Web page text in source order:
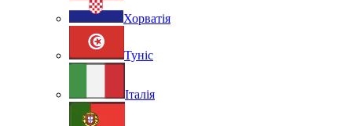
Хорватія
Туніс
Італія